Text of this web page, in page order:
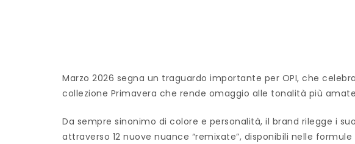
Marzo 2026 segna un traguardo importante per OPI, che
collezione Primavera che rende omaggio alle tonalità più
Da sempre sinonimo di colore e personalità, il brand rilegge i
attraverso 12 nuove nuance “remixate”, disponibili nelle